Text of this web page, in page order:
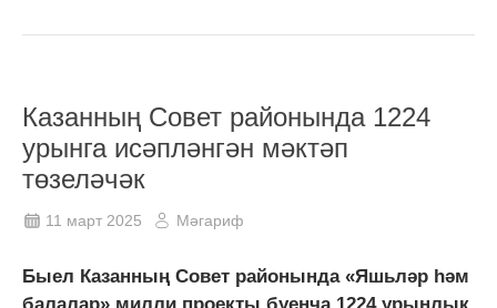
Казанның Совет районында 1224
урынга исәпләнгән мәктәп
төзеләчәк
11 март 2025 Мәгариф
Быел Казанның Совет районында «Яшьләр һәм